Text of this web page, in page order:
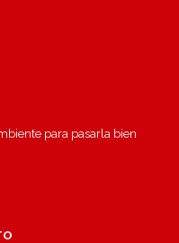
para pasarla bien